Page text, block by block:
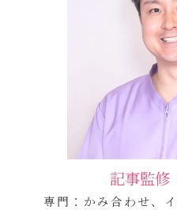
記事監
専門：かみ合わせ、